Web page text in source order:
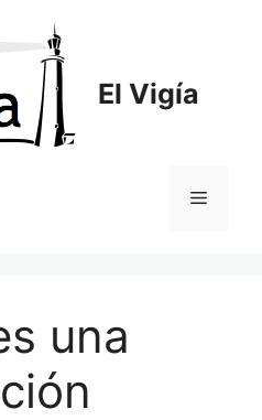
El Vigía
Menú
una